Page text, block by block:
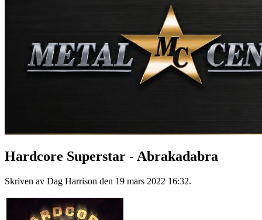
Hardcore Superstar - Abrakadabra
Skriven av Dag Harrison den 19 mars 2022 16:32.